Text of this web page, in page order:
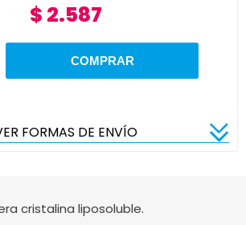
$ 2.587
FORMAS DE ENVÍO
cristalina liposoluble.